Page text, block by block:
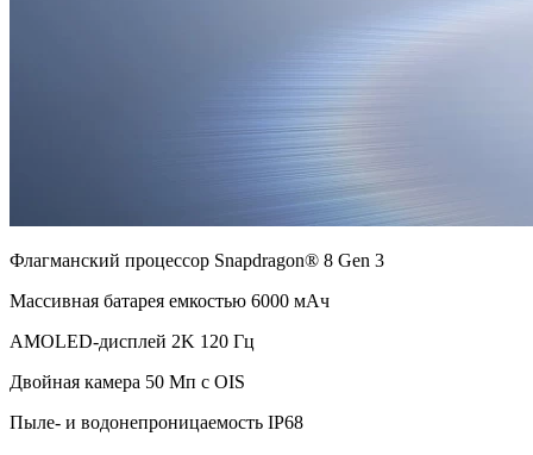
Флагманский процессор Snapdragon® 8 Gen 3
Массивная батарея емкостью 6000 мАч
AMOLED-дисплей 2K 120 Гц
Двойная камера 50 Мп с OIS
Пыле- и водонепроницаемость IP68